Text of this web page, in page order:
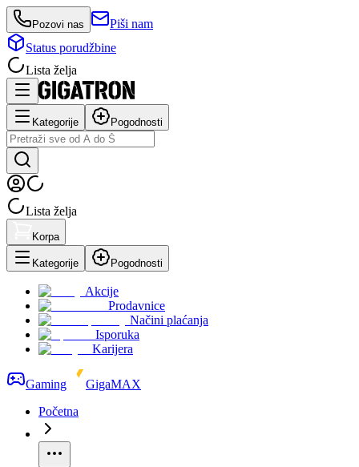
Pozovi nas
Piši nam
Status porudžbine
Lista želja
Kategorije Pogodnosti
Lista želja
Korpa
Kategorije Pogodnosti
Akcije
Prodavnice
Načini plaćanja
Isporuka
Karijera
Gaming
GigaMAX
Početna